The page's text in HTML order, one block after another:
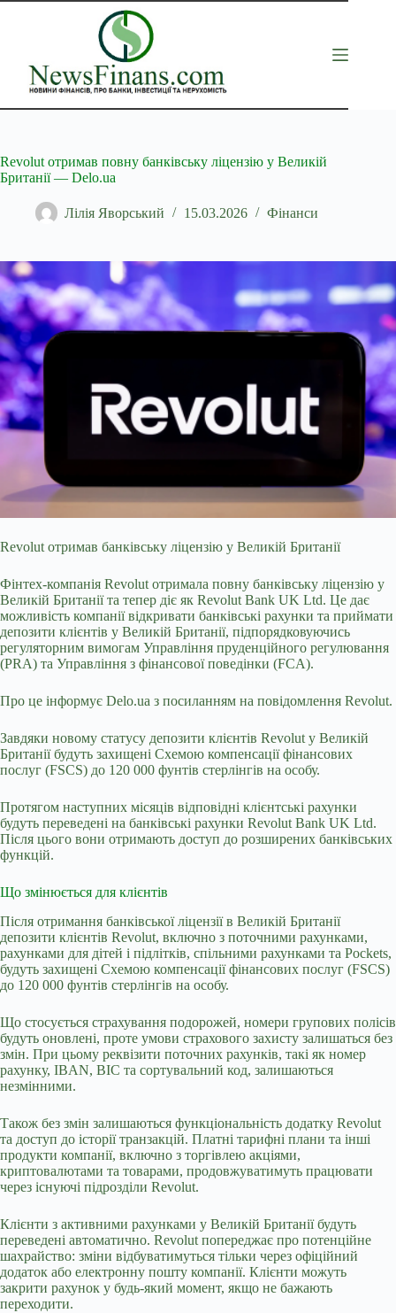
Перейти
Revolut отримав повну банківську ліцензію у Великій
Британії — Delo.ua
Лілія Яворський 15.03.2026 Фінанси
Revolut отримав банківську ліцензію у Великій Британії
Фінтех-компанія Revolut отримала повну банківську ліцензію у
Великій Британії та тепер діє як Revolut Bank UK Ltd. Це дає
можливість компанії відкривати банківські рахунки та приймати
депозити клієнтів у Великій Британії, підпорядковуючись
регуляторним вимогам Управління пруденційного регулювання
(PRA) та Управління з фінансової поведінки (FCA).
Про це інформує Delo.ua з посиланням на повідомлення Revolut.
Завдяки новому статусу депозити клієнтів Revolut у Великій
Британії будуть захищені Схемою компенсації фінансових
послуг (FSCS) до 120 000 фунтів стерлінгів на особу.
Протягом наступних місяців відповідні клієнтські рахунки
будуть переведені на банківські рахунки Revolut Bank UK Ltd.
Після цього вони отримають доступ до розширених банківських
функцій.
Що змінюється для клієнтів
Після отримання банківської ліцензії в Великій Британії
депозити клієнтів Revolut, включно з поточними рахунками,
рахунками для дітей і підлітків, спільними рахунками та Pockets,
будуть захищені Схемою компенсації фінансових послуг (FSCS)
до 120 000 фунтів стерлінгів на особу.
Що стосується страхування подорожей, номери групових полісів
будуть оновлені, проте умови страхового захисту залишаться без
змін. При цьому реквізити поточних рахунків, такі як номер
рахунку, IBAN, BIC та сортувальний код, залишаються
незмінними.
Також без змін залишаються функціональність додатку Revolut
та доступ до історії транзакцій. Платні тарифні плани та інші
продукти компанії, включно з торгівлею акціями,
криптовалютами та товарами, продовжуватимуть працювати
через існуючі підрозділи Revolut.
Клієнти з активними рахунками у Великій Британії будуть
переведені автоматично. Revolut попереджає про потенційне
шахрайство: зміни відбуватимуться тільки через офіційний
додаток або електронну пошту компанії. Клієнти можуть
закрити рахунок у будь-який момент, якщо не бажають
переходити.